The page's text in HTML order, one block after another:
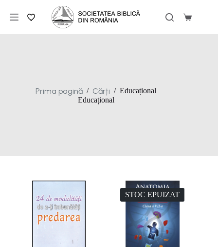
conținut
Coș
Prima pagină / Cărți / Educațional
Educațional
STOC EPUIZAT